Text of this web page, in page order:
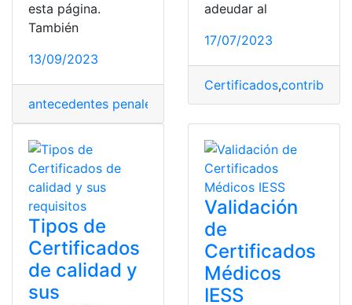
esta página.
También
13/09/2023
antecedentes penales Certificados,Consultas,
adeudar al
17/07/2023
Certificados,
Tipos de
Certificados
de calidad y
sus
Validación
de
Certificados
Médicos
IESS